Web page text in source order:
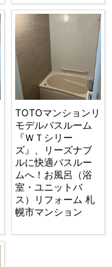
TOTOマンションリ
モデルバスルーム
『ＷＴシリー
ズ』、リーズナブ
ルに快適バスルー
ムへ！お風呂（浴
室・ユニットバ
ス）リフォーム 札
幌市マンション